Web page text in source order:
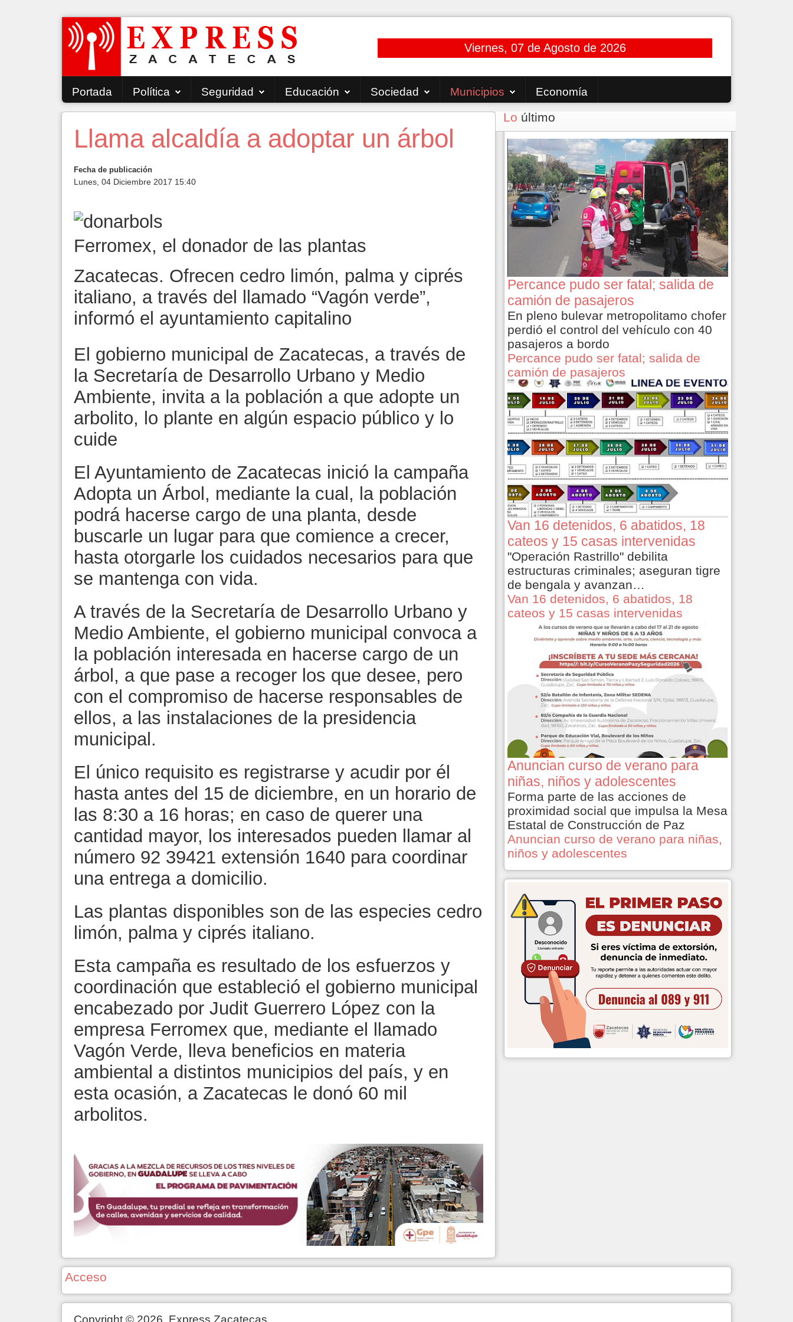
Viernes, 07 de Agosto de 2026
Portada Política Seguridad Educación Sociedad Municipios Economía
Llama alcaldía a adoptar un árbol
Fecha de publicación
Lunes, 04 Diciembre 2017 15:40
Ferromex, el donador de las plantas
Zacatecas. Ofrecen cedro limón, palma y ciprés
italiano, a través del llamado “Vagón verde”,
informó el ayuntamiento capitalino
El gobierno municipal de Zacatecas, a través de
la Secretaría de Desarrollo Urbano y Medio
Ambiente, invita a la población a que adopte un
arbolito, lo plante en algún espacio público y lo
cuide
El Ayuntamiento de Zacatecas inició la campaña
Adopta un Árbol, mediante la cual, la población
podrá hacerse cargo de una planta, desde
buscarle un lugar para que comience a crecer,
hasta otorgarle los cuidados necesarios para que
se mantenga con vida.
A través de la Secretaría de Desarrollo Urbano y
Medio Ambiente, el gobierno municipal convoca a
la población interesada en hacerse cargo de un
árbol, a que pase a recoger los que desee, pero
con el compromiso de hacerse responsables de
ellos, a las instalaciones de la presidencia
municipal.
El único requisito es registrarse y acudir por él
hasta antes del 15 de diciembre, en un horario de
las 8:30 a 16 horas; en caso de querer una
cantidad mayor, los interesados pueden llamar al
número 92 39421 extensión 1640 para coordinar
una entrega a domicilio.
Las plantas disponibles son de las especies cedro
limón, palma y ciprés italiano.
Esta campaña es resultado de los esfuerzos y
coordinación que estableció el gobierno municipal
encabezado por Judit Guerrero López con la
empresa Ferromex que, mediante el llamado
Vagón Verde, lleva beneficios en materia
ambiental a distintos municipios del país, y en
esta ocasión, a Zacatecas le donó 60 mil
arbolitos.
Lo último
Percance pudo ser fatal; salida de
camión de pasajeros
En pleno bulevar metropolitamo chofer
perdió el control del vehículo con 40
pasajeros a bordo
Percance pudo ser fatal; salida de
camión de pasajeros
Van 16 detenidos, 6 abatidos, 18
cateos y 15 casas intervenidas
"Operación Rastrillo" debilita
estructuras criminales; aseguran tigre
de bengala y avanzan…
Van 16 detenidos, 6 abatidos, 18
cateos y 15 casas intervenidas
Anuncian curso de verano para
niñas, niños y adolescentes
Forma parte de las acciones de
proximidad social que impulsa la Mesa
Estatal de Construcción de Paz
Anuncian curso de verano para niñas,
niños y adolescentes
Acceso
Copyright © 2026. Express Zacatecas.